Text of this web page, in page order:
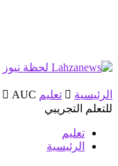
الرئيسية تعليم
للتعلم التجريبي
تعليم
الرئيسية